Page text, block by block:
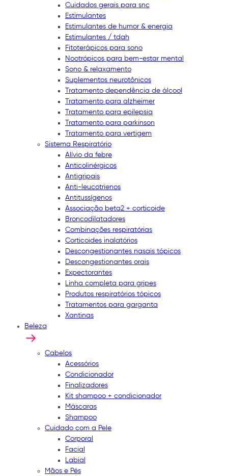
Cuidados gerais para snc
Estimulantes
Estimulantes de humor & energia
Estimulantes / tdah
Fitoterápicos para sono
Nootrópicos para bem-estar mental
Sono & relaxamento
Suplementos neurotônicos
Tratamento dependência de álcool
Tratamento para alzheimer
Tratamento para epilepsia
Tratamento para parkinson
Tratamento para vertigem
Sistema Respiratório
Alívio da febre
Anticolinérgicos
Antigripais
Anti-leucotrienos
Antitussígenos
Associação beta2 + corticoide
Broncodilatadores
Combinações respiratórias
Corticoides inalatórios
Descongestionantes nasais tópicos
Descongestionantes orais
Expectorantes
Linha completa para gripes
Produtos respiratórios tópicos
Tratamentos para garganta
Xantinas
Beleza
Cabelos
Acessórios
Condicionador
Finalizadores
Kit shampoo + condicionador
Máscaras
Shampoo
Cuidado com a Pele
Corporal
Facial
Labial
Mãos e Pés